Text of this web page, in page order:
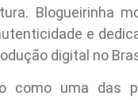
Blogueirinha
e
digital no
como uma das